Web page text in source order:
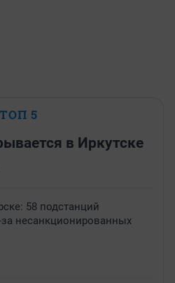
ТОП 5
в Иркутске
58 подстанций
несанкционированных